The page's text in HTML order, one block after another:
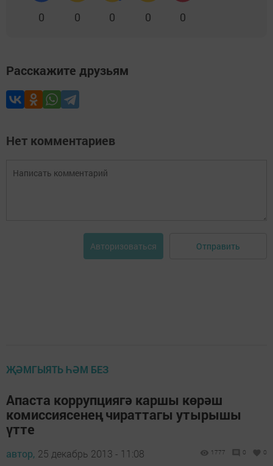
0 0 0 0 0
Расскажите друзьям
Нет комментариев
Авторизоваться Отправить
ҖӘМГЫЯТЬ ҺӘМ БЕЗ
Апаста коррупциягә каршы көрәш
комиссиясенең чираттагы утырышы
үтте
автор, 25 декабрь 2013 - 11:08 1777 0 0